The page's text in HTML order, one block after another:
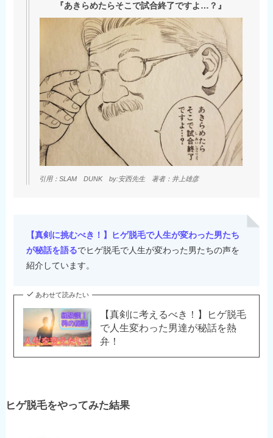
『あきらめたらそこで試合終了ですよ…？』
引用：SLAM DUNK by:安西先生 著者：井上雄彦
【真剣に挑むべき！】ヒゲ脱毛で人生が変わった男たち
が秘話を語るでヒゲ脱毛で人生が変わった男たちの声を
紹介しています。
あわせて読みたい
【真剣に考えるべき！】ヒゲ脱毛
で人生変わった男達が秘話を熱
弁！
ヒゲ脱毛をやってみた結果